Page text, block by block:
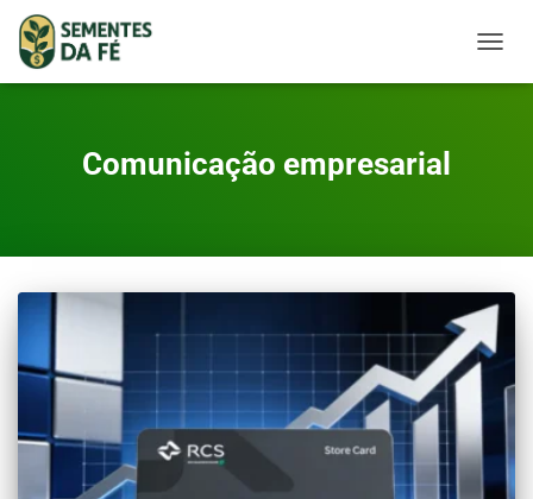
Comunicação empresarial